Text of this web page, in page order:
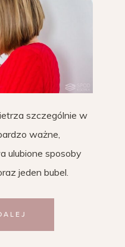
szczególnie w
ważne,
ulubione sposoby
jeden bubel.